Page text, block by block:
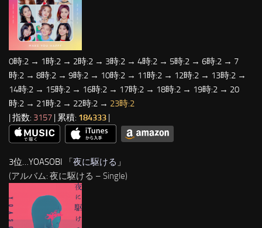
0時:2 → 1時:2 → 2時:2 → 3時:2 → 4時:2 → 5時:2 → 6時:2 → 7
時:2 → 8時:2 → 9時:2 → 10時:2 → 11時:2 → 12時:2 → 13時:2 →
14時:2 → 15時:2 → 16時:2 → 17時:2 → 18時:2 → 19時:2 → 20
時:2 → 21時:2 → 22時:2 → 23時:2
| 指数: 3157 | 累積: 184333 |
3位…YOASOBI 「 夜に駆ける 」
(アルバム: 夜に駆ける – Single)